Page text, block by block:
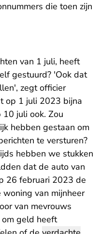
die toen zijn
van 1 juli, heeft
gestuurd? 'Ook dat
zegt officier
op 1 juli 2023 bijna
juli ook. Zou
hebben gestaan om
te versturen?
hebben we stukken
dat de auto van
26 februari 2023 de
van mijnheer
van mevrouws
geld heeft